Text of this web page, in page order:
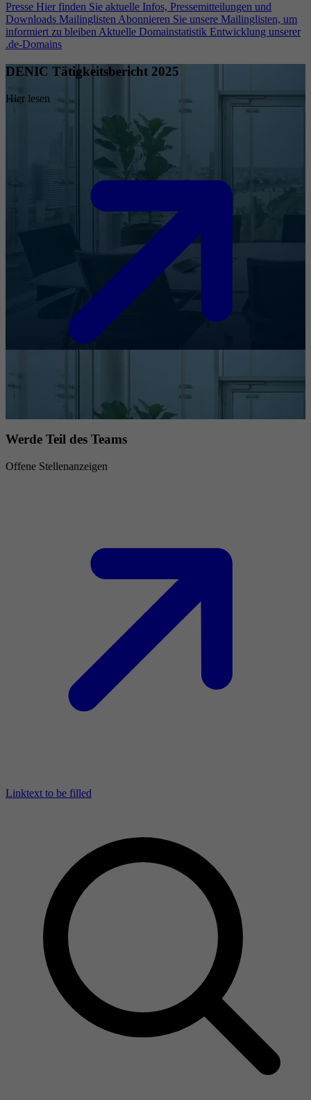
Presse Hier finden Sie aktuelle Infos, Pressemitteilungen und
Downloads Mailinglisten Abonnieren Sie unsere Mailinglisten, um
informiert zu bleiben Aktuelle Domainstatistik Entwicklung unserer
.de-Domains
DENIC Tätigkeitsbericht 2025
Hier lesen
Werde Teil des Teams
Offene Stellenanzeigen
Linktext to be filled